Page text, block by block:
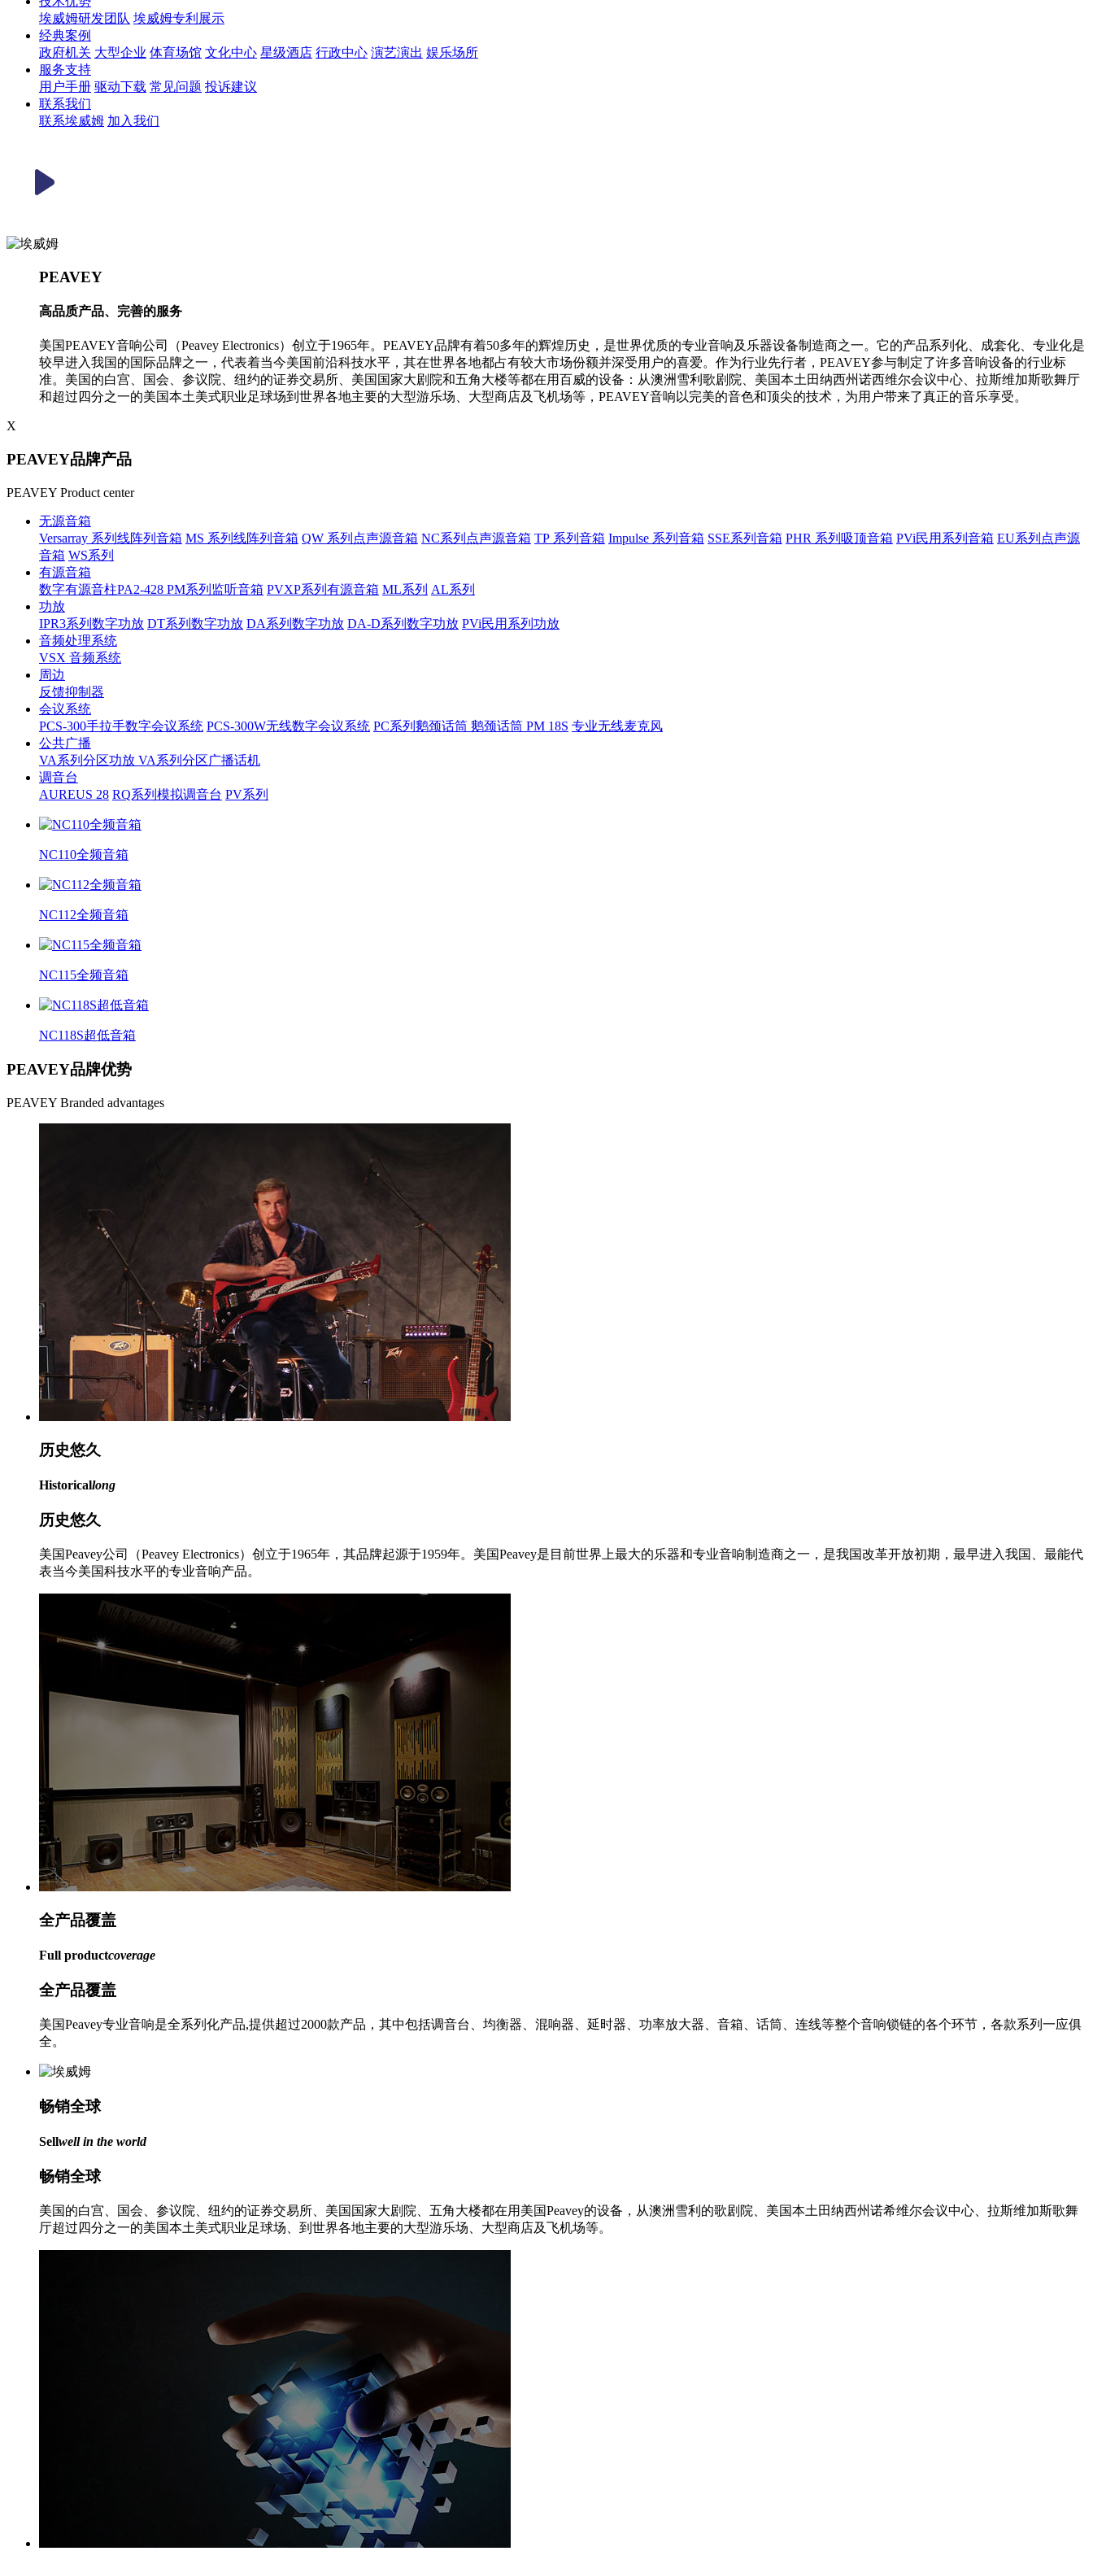
埃威姆研发团队 埃威姆专利展示
经典案例
政府机关 大型企业 体育场馆 文化中心 星级酒店 行政中心 演艺演出 娱乐场所
服务支持
用户手册 驱动下载 常见问题 投诉建议
联系我们
联系埃威姆 加入我们
PEAVEY
高品质产品、完善的服务
美国PEAVEY音响公司（Peavey Electronics）创立于1965年。PEAVEY品牌有着50多年的辉煌历史，是世界优质的专业音响及乐器设备制造商之一。它的产品系列化、成套化、专业化是
较早进入我国的国际品牌之一，代表着当今美国前沿科技水平，其在世界各地都占有较大市场份额并深受用户的喜爱。作为行业先行者，PEAVEY参与制定了许多音响设备的行业标
准。美国的白宫、国会、参议院、纽约的证券交易所、美国国家大剧院和五角大楼等都在用百威的设备：从澳洲雪利歌剧院、美国本土田纳西州诺西维尔会议中心、拉斯维加斯歌舞厅
和超过四分之一的美国本土美式职业足球场到世界各地主要的大型游乐场、大型商店及飞机场等，PEAVEY音响以完美的音色和顶尖的技术，为用户带来了真正的音乐享受。
X
PEAVEY品牌产品
PEAVEY Product center
无源音箱
Versarray 系列线阵列音箱 MS 系列线阵列音箱 QW 系列点声源音箱 NC系列点声源音箱 TP 系列音箱 Impulse 系列音箱 SSE系列音箱 PHR 系列吸顶音箱 PVi民用系列音箱 EU系列点声源
音箱 WS系列
有源音箱
数字有源音柱PA2-428 PM系列监听音箱 PVXP系列有源音箱 ML系列 AL系列
功放
IPR3系列数字功放 DT系列数字功放 DA系列数字功放 DA-D系列数字功放 PVi民用系列功放
音频处理系统
VSX 音频系统
周边
反馈抑制器
会议系统
PCS-300手拉手数字会议系统 PCS-300W无线数字会议系统 PC系列鹅颈话筒 鹅颈话筒 PM 18S 专业无线麦克风
公共广播
VA系列分区功放 VA系列分区广播话机
调音台
AUREUS 28 RQ系列模拟调音台 PV系列
NC110全频音箱
NC112全频音箱
NC115全频音箱
NC118S超低音箱
PEAVEY品牌优势
PEAVEY Branded advantages
历史悠久
Historicallong
历史悠久
美国Peavey公司（Peavey Electronics）创立于1965年，其品牌起源于1959年。美国Peavey是目前世界上最大的乐器和专业音响制造商之一，是我国改革开放初期，最早进入我国、最能代
表当今美国科技水平的专业音响产品。
全产品覆盖
Full productcoverage
全产品覆盖
美国Peavey专业音响是全系列化产品,提供超过2000款产品，其中包括调音台、均衡器、混响器、延时器、功率放大器、音箱、话筒、连线等整个音响锁链的各个环节，各款系列一应俱
全。
畅销全球
Sellwell in the world
畅销全球
美国的白宫、国会、参议院、纽约的证券交易所、美国国家大剧院、五角大楼都在用美国Peavey的设备，从澳洲雪利的歌剧院、美国本土田纳西州诺希维尔会议中心、拉斯维加斯歌舞
厅超过四分之一的美国本土美式职业足球场、到世界各地主要的大型游乐场、大型商店及飞机场等。